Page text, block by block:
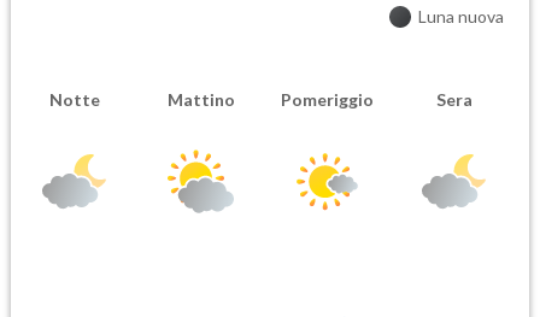
Luna nuova
Notte Mattino Pomeriggio Sera